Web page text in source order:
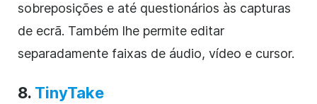
sobreposições e até questionários às capturas
de ecrã. Também lhe permite editar
separadamente faixas de áudio, vídeo e cursor.
8. TinyTake